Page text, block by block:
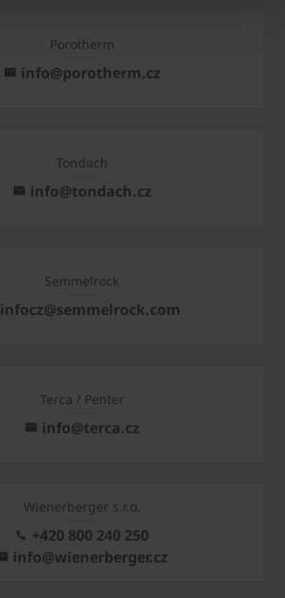
Porotherm
info@porotherm.cz
Tondach
info@tondach.cz
Semmelrock
infocz@semmelrock.com
Terca / Penter
info@terca.cz
Wienerberger s.r.o.
+420 800 240 250
info@wienerberger.cz